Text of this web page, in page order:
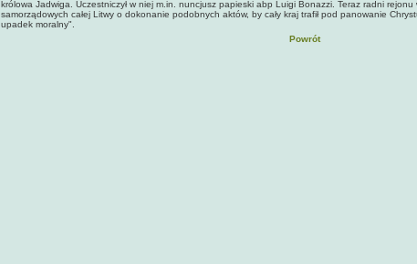
królowa Jadwiga. Uczestniczył w niej m.in. nuncjusz papieski abp Luigi Bonazzi. Teraz radni
samorządowych całej Litwy o dokonanie podobnych aktów, by cały kraj trafił pod panowanie
upadek moralny".
Powrót